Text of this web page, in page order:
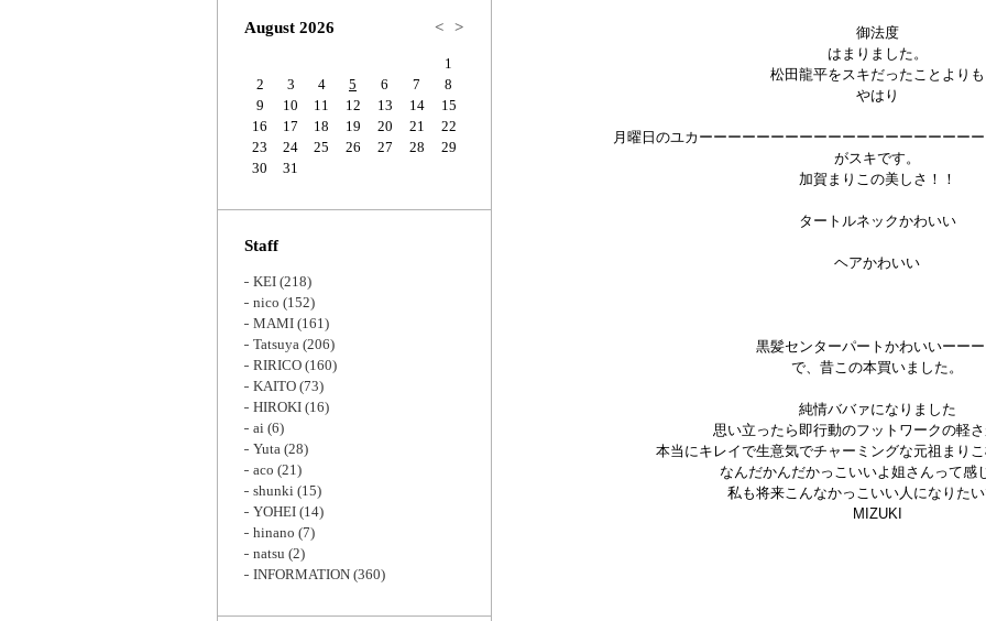
御法度
はまりました。
松田龍平をスキだったことよりも
やはり
月曜日のユカーーーーーーーーーーーーーーーーーーー
がスキです。
加賀まりこの美しさ！！
タートルネックかわいい
ヘアかわいい
黒髪センターパートかわいいーー
で、昔この本買いました。
純情ババァになりました
思い立ったら即行動のフットワークの軽
本当にキレイで生意気でチャーミングな元祖まり
なんだかんだかっこいいよ姐さんって感
私も将来こんなかっこいい人になりた
MIZUKI
August 2026 < >
1
2
3 4 5 6 7
8
9
10 11 12 13 14
15
16
17 18 19 20 21
22
23
24 25 26 27 28
29
30
31
Staff
KEI (218)
nico (152)
MAMI (161)
Tatsuya (206)
RIRICO (160)
KAITO (73)
HIROKI (16)
ai (6)
Yuta (28)
aco (21)
shunki (15)
YOHEI (14)
hinano (7)
natsu (2)
INFORMATION (360)